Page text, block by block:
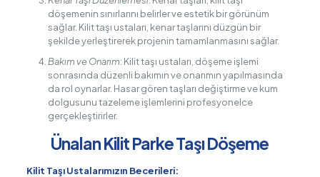
döşemenin sınırlarını belirler ve estetik bir görünüm
sağlar. Kilit taşı ustaları, kenar taşlarını düzgün bir
şekilde yerleştirerek projenin tamamlanmasını sağlar.
Bakım ve Onarım: Kilit taşı ustaları, döşeme işlemi
sonrasında düzenli bakımın ve onarımın yapılmasında
da rol oynarlar. Hasar gören taşları değiştirme ve kum
dolgusunu tazeleme işlemlerini profesyonelce
gerçekleştirirler.
Ünalan Kilit Parke Taşı Döşeme
Kilit Taşı Ustalarımızın Becerileri: